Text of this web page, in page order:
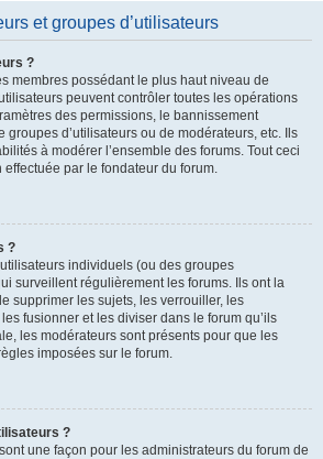
et groupes d’utilisateurs
?
membres possédant le plus haut niveau de
peuvent contrôler toutes les opérations
des permissions, le bannissement
groupes d’utilisateurs ou de modérateurs, etc. Ils
à modérer l’ensemble des forums. Tout ceci
par le fondateur du forum.
?
individuels (ou des groupes
surveillent régulièrement les forums. Ils ont la
supprimer les sujets, les verrouiller, les
fusionner et les diviser dans le forum qu’ils
les modérateurs sont présents pour que les
imposées sur le forum.
?
une façon pour les administrateurs du forum de